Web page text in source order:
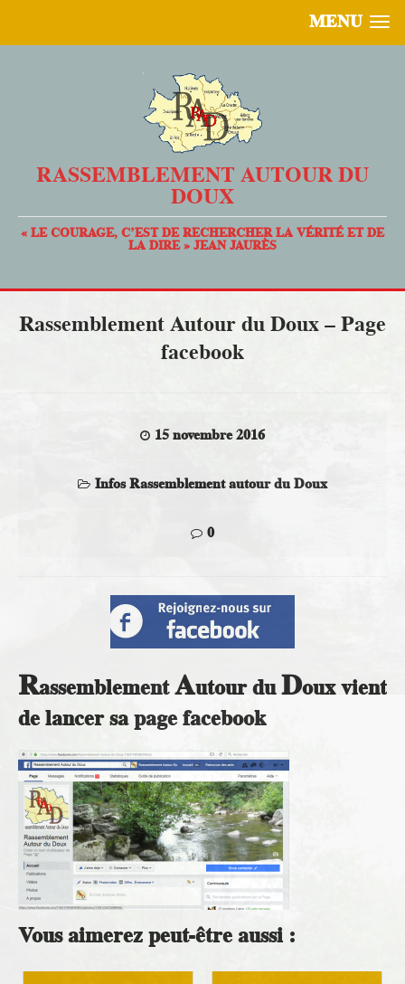
MENU
RASSEMBLEMENT AUTOUR DU
DOUX
« LE COURAGE, C’EST DE RECHERCHER LA VÉRITÉ ET DE
LA DIRE » JEAN JAURÈS
Rassemblement Autour du Doux – Page
facebook
15 novembre 2016
Infos Rassemblement autour du Doux
0
RassemblementAutour duDoux vient
de lancer sa page facebook
Vous aimerez peut-être aussi :